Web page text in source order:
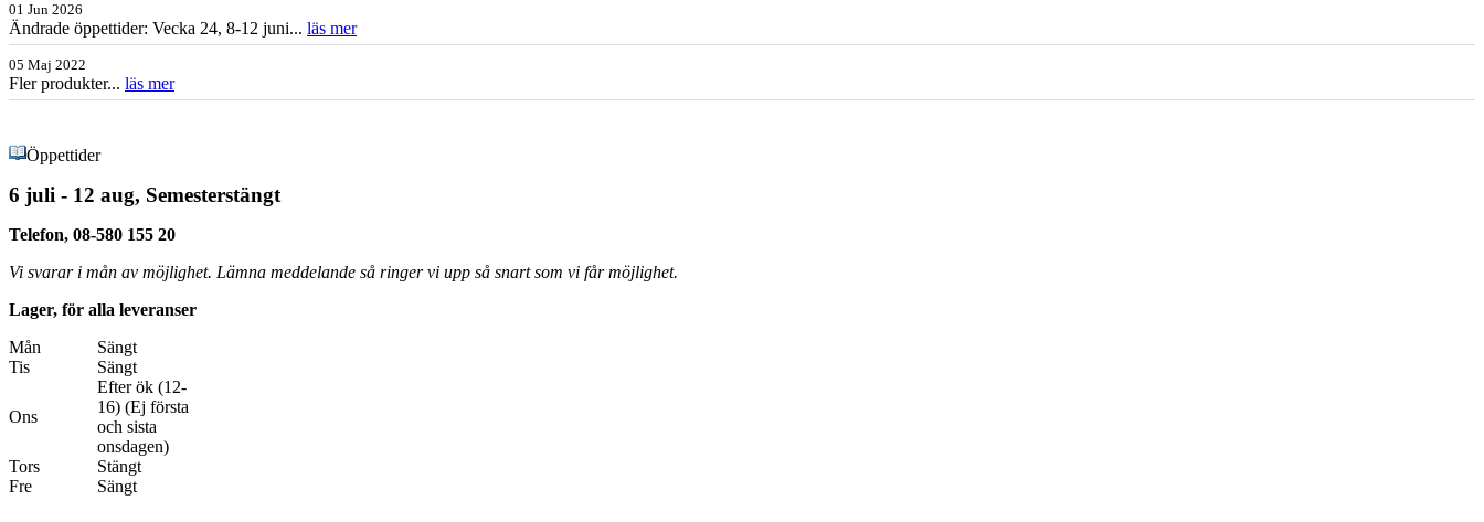
01 Jun 2026
Ändrade öppettider: Vecka 24, 8-12 juni... läs mer
05 Maj 2022
Fler produkter... läs mer
Öppettider
6 juli - 12 aug, Semesterstängt
Telefon, 08-580 155 20
Vi svarar i mån av möjlighet. Lämna meddelande så ringer vi upp så snart som vi får möjlighet.
Lager, för alla leveranser
Mån
Sängt
Tis
Sängt
Ons
Efter ök (12-
16) (Ej första
och sista
onsdagen)
Tors
Stängt
Fre
Sängt